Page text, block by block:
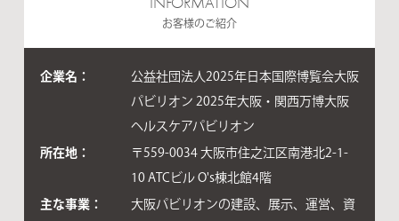
お客様のご紹介
企業名：
公益社団法人2025年日本国際博覧会大阪
パビリオン 2025年大阪・関西万博大阪
ヘルスケアパビリオン
所在地：
〒559-0034 大阪市住之江区南港北2-1-
10 ATCビル O's棟北館4階
主な事業：
大阪パビリオンの建設、展示、運営、資